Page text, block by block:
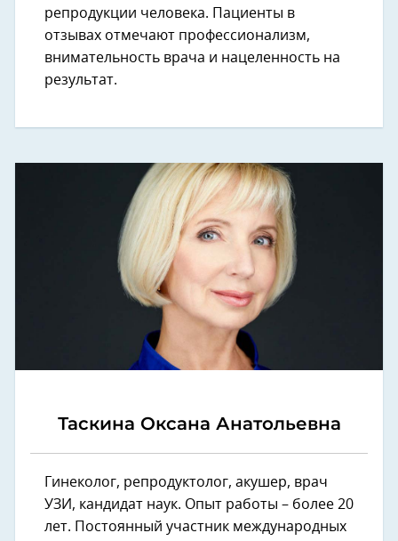
репродукции человека. Пациенты в
отзывах отмечают профессионализм,
внимательность врача и нацеленность на
результат.
Таскина Оксана Анатольевна
Гинеколог, репродуктолог, акушер, врач
УЗИ, кандидат наук. Опыт работы – более 20
лет. Постоянный участник международных